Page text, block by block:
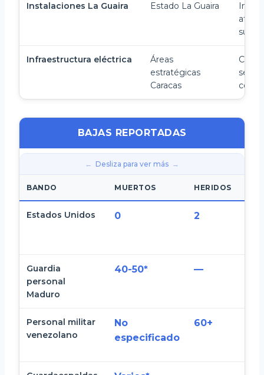
Instalaciones La Guaira Estado La Guaira
Infraestructura eléctrica
Áreas
estratégicas
Caracas
BAJAS REPORTADAS
Desliza para ver más
BANDO MUERTOS HERIDOS
Estados Unidos 0 2
Guardia
personal
Maduro
40-50* —
Personal militar
venezolano
No
especificado
60+